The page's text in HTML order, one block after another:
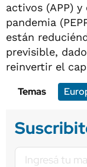
activos (APP)
pandemia
están
previsible,
reinvertir el
Temas